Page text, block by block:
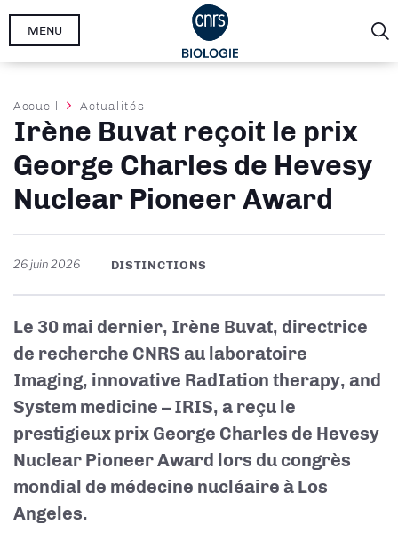
Aller
MENU
Fil
d'Ariane
Accueil Actualités
Irène Buvat reçoit le prix
George Charles de Hevesy
Nuclear Pioneer Award
26 juin 2026 DISTINCTIONS
Le 30 mai dernier, Irène Buvat, directrice
de recherche CNRS au laboratoire
Imaging, innovative RadIation therapy, and
System medicine – IRIS, a reçu le
prestigieux prix George Charles de Hevesy
Nuclear Pioneer Award lors du congrès
mondial de médecine nucléaire à Los
Angeles.